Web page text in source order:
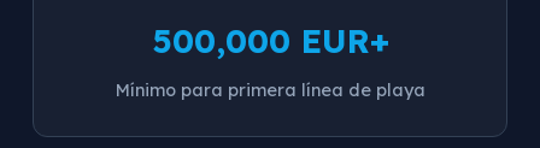
500,000 EUR+
Mínimo para primera línea de playa